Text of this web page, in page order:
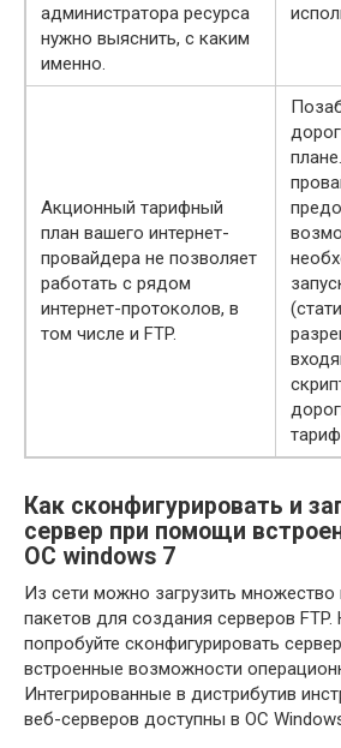
администратора ресурса
нужно выяснить, с каким
именно.
Акционный тарифный
план вашего интернет-
провайдера не позволяет
работать с рядом
интернет-протоколов, в
том числе и FTP.
Как сконфигурировать и
сервер при помощи
ОС windows 7
Из сети можно загрузить
пакетов для создания серверов FTP.
попробуйте сконфигурировать
встроенные возможности
Интегрированные в дистрибутив
веб-серверов доступны в ОС